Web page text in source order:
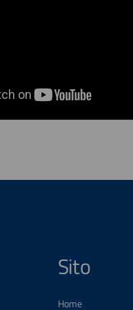
Sito
Home